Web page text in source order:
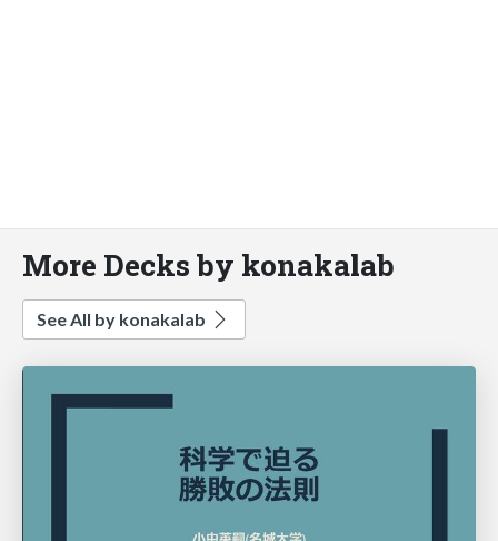
More Decks by konakalab
See All by konakalab